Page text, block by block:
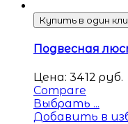
Купить в один
Подвесная
Цена: 3412 руб.
Compare
Выбрать ...
Добавить в